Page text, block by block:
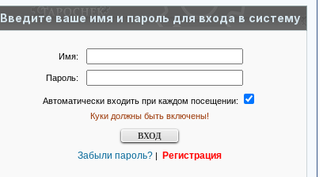
Введите ваше имя и пароль для входа в систему
Имя:
Пароль:
Автоматически входить при каждом посещении:
Куки должны быть включены!
Забыли пароль? | Регистрация